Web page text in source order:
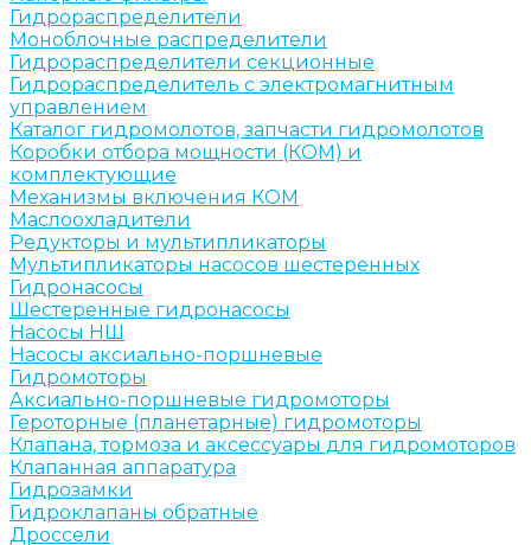
Гидрораспределители
Моноблочные распределители
Гидрораспределители секционные
Гидрораспределитель с электромагнитным
управлением
Каталог гидромолотов, запчасти гидромолотов
Коробки отбора мощности (КОМ) и
комплектующие
Механизмы включения КОМ
Маслоохладители
Редукторы и мультипликаторы
Мультипликаторы насосов шестеренных
Гидронасосы
Шестеренные гидронасосы
Насосы НШ
Насосы аксиально-поршневые
Гидромоторы
Аксиально-поршневые гидромоторы
Героторные (планетарные) гидромоторы
Клапана, тормоза и аксессуары для гидромоторов
Клапанная аппаратура
Гидрозамки
Гидроклапаны обратные
Дроссели